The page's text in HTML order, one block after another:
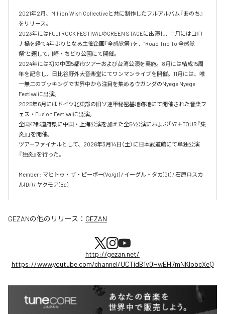
2021年2月、Million Wish Collectiveと共に制作したフルアルバム『あのち』
をリリース。
2023年にはFUJI ROCK FESTIVALのGREEN STAGEに出演し、11月にはコロ
ナ禍を経て4年ぶりとなる主催企画「全感覚祭」を、“Road Trip To 全感覚
祭”と題して川崎・ちどり公園にて開催。
2024年には初の中国5都市ツアーおよび台湾公演を実施。8月には結成15周
年を記念し、日比谷野外大音楽堂にてワンマンライブを開催。11月には、唯
一無二のブッキングで世界中から注目を集めるウガンダのNyege Nyege
Festivalに出演。
2025年6月にはドイツ北東部の旧ソ連軍秘密基地跡地にて開催された音楽フ
ェス・Fusion Festivalに出演。
全国47都道府県に中国・上海公演を加えた全54公演におよぶ「47＋TOUR『集
炎』」を開催。
ツアーファイナルとして、2026年3月14日（土）に日本武道館にて単独公演
『独炎』を行った。
Member : マヒトゥ・ザ・ピーポー(Vo/gt) / イーグル・タカ(Gt) / 石原ロスカ
ル(Dr) / ヤクモア(Ba)
GEZANの他のリリース： GEZAN
http://gezan.net/
https://www.youtube.com/channel/UCTidB1v0HwEH7mNKlobcXeQ